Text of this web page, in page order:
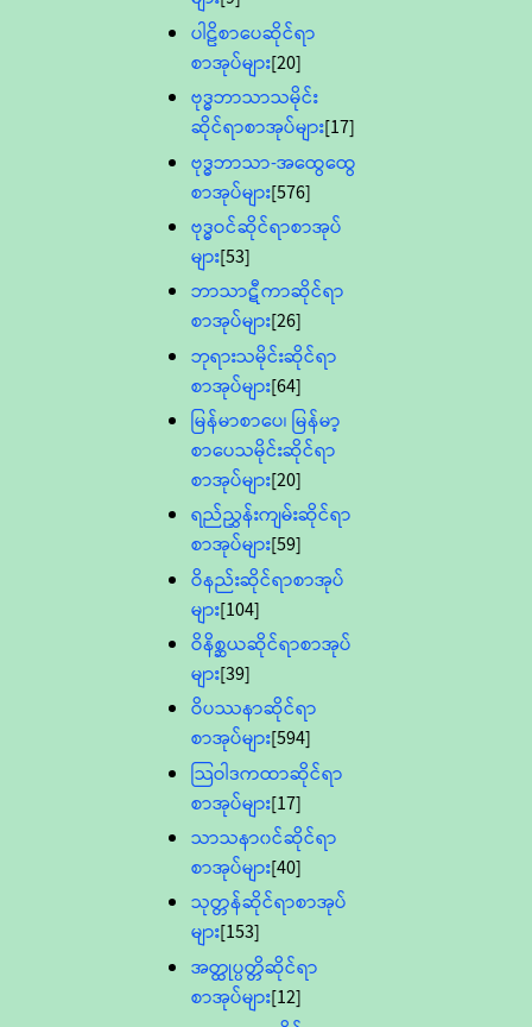
ပါဠိစာပေဆိုင်ရာ
စာအုပ်များ[20]
ဗုဒ္ဓဘာသာသမိုင်း
ဆိုင်ရာစာအုပ်များ[17]
ဗုဒ္ဓဘာသာ-အထွေထွေ
စာအုပ်များ[576]
ဗုဒ္ဓဝင်ဆိုင်ရာစာအုပ်
များ[53]
ဘာသာဋီကာဆိုင်ရာ
စာအုပ်များ[26]
ဘုရားသမိုင်းဆိုင်ရာ
စာအုပ်များ[64]
မြန်မာစာပေ၊ မြန်မာ့
စာပေသမိုင်းဆိုင်ရာ
စာအုပ်များ[20]
ရည်ညွှန်းကျမ်းဆိုင်ရာ
စာအုပ်များ[59]
ဝိနည်းဆိုင်ရာစာအုပ်
များ[104]
ဝိနိစ္ဆယဆိုင်ရာစာအုပ်
များ[39]
ဝိပဿနာဆိုင်ရာ
စာအုပ်များ[594]
သြဝါဒကထာဆိုင်ရာ
စာအုပ်များ[17]
သာသနာ၀င်ဆိုင်ရာ
စာအုပ်များ[40]
သုတ္တန်ဆိုင်ရာစာအုပ်
များ[153]
အတ္ထုပ္ပတ္တိဆိုင်ရာ
စာအုပ်များ[12]